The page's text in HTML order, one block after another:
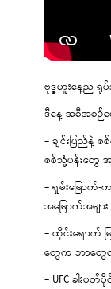
ဗုဒ္ဓဟူးနေ့ည ရု
ဒီနေ့ အစီအစဉ်
– ချင်းပြည်နဲ့
စစ်သုံ့ပန်းတွေ
– ရှမ်းမြော
အမြောက်အမျာ
– ထိုင်းရောက်
တွေက ဘာတွေ
– UFC ခါးပ